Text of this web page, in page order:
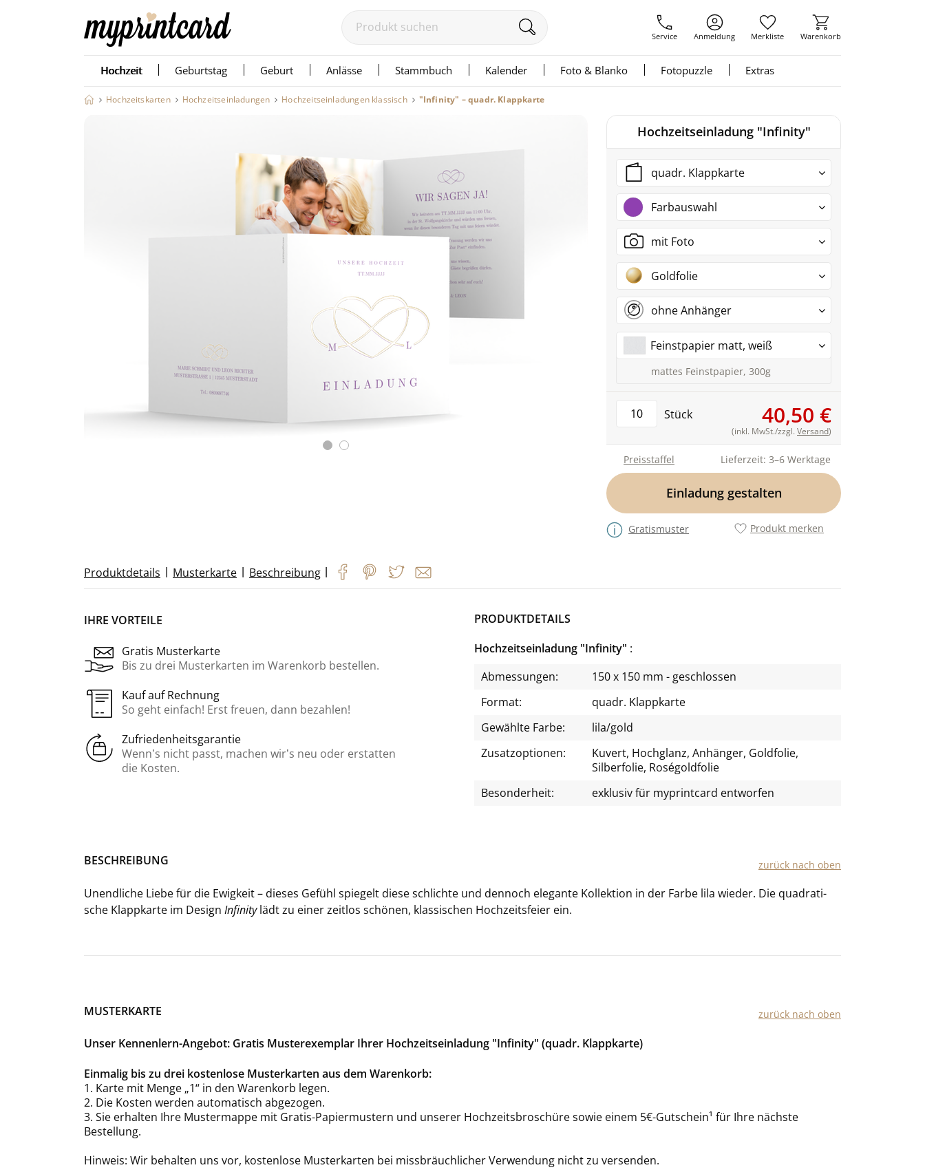
Service Anmeldung Merkliste Warenkorb
Hochzeit Geburtstag Geburt Anlässe Stammbuch Kalender Foto & Blanko Fotopuzzle Extras
Hochzeitskarten Hochzeitseinladungen Hochzeitseinladungen klassisch "Infinity" – quadr. Klappkarte
Hochzeitseinladung "Infinity"
quadr. Klappkarte
Farbauswahl
mit Foto
Goldfolie
ohne Anhänger
Feinstpapier matt, weiß
mattes Feinstpapier, 300g
Stück 40,50 €
(inkl. MwSt./zzgl. Versand)
Lieferzeit: 3–6 Werktage
Preisstaffel
Einladung gestalten
Produkt merken
Gratismuster
Produktdetails | Musterkarte | Beschreibung |
IHRE VORTEILE
Gratis Musterkarte
Bis zu drei Musterkarten im Warenkorb bestellen.
Kauf auf Rechnung
So geht einfach! Erst freuen, dann bezahlen!
Zufriedenheitsgarantie
Wenn’s nicht passt, machen wir’s neu oder erstatten
die Kosten.
PRODUKTDETAILS
Hochzeitseinladung "Infinity"
Abmessungen:
150 x 150 mm - geschlossen
Format:
quadr. Klappkarte
Gewählte Farbe:
lila/gold
Zusatzoptionen:
Kuvert, Hochglanz, Anhänger, Goldfolie,
Silberfolie, Roségoldfolie
Besonderheit:
exklusiv für myprintcard entworfen
BE­SCHREI­BUNG zu­rück nach oben
Un­end­li­che Liebe für die Ewig­keit – die­ses Ge­fühl spie­gelt diese schlich­te und den­noch ele­gan­te Kol­lek­ti­on in der Farbe lila wie­der. Die qua­dra­ti­
sche Klapp­kar­te im De­sign In­fi­ni­tylädt zu einer zeit­los schö­nen, klas­si­schen Hoch­zeits­fei­er ein.
MUSTERKARTE zurück nach oben
Unser Kennenlern-Angebot: Gratis Musterexemplar Ihrer Hochzeitseinladung "Infinity" (quadr. Klappkarte)
Einmalig bis zu drei kostenlose Musterkarten aus dem Warenkorb:
1. Karte mit Menge „1“ in den Warenkorb legen.
2. Die Kosten werden automatisch abgezogen.
3. Sie erhalten Ihre Mustermappe mit Gratis-Papiermustern und unserer Hochzeitsbroschüre sowie einem 5€-Gutschein¹ für Ihre nächste
Bestellung.
Hinweis: Wir behalten uns vor, kostenlose Musterkarten bei missbräuchlicher Verwendung nicht zu versenden.